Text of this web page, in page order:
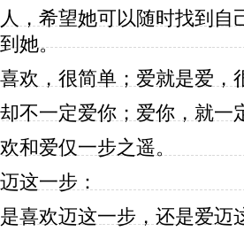
希望她可以随时找到自
她。
，很简单；爱就是爱，
一定爱你；爱你，就一
爱仅一步之遥。
一步：
欢迈这一步，还是爱迈